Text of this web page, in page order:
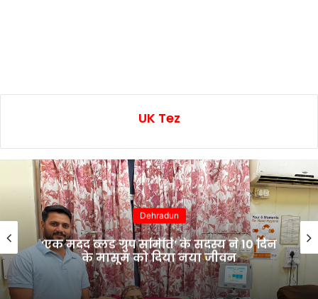
UK Tez
Dehradun
‘एक मदद ब्लड ग्रुप समिति’ के सदस्य ने 10 दिन
के मासूम को दिया नया जीवन